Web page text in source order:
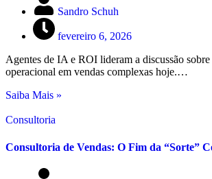
Sandro Schuh
fevereiro 6, 2026
Agentes de IA e ROI lideram a discussão
operacional em vendas complexas hoje.…
Saiba Mais »
Consultoria
Consultoria de Vendas: O Fim da “Sorte”